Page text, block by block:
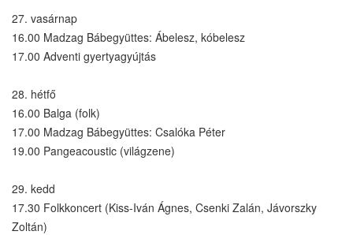
27. vasárnap
16.00 Madzag Bábegyüttes: Ábelesz, kóbelesz
17.00 Adventi gyertyagyújtás
28. hétfő
16.00 Balga (folk)
17.00 Madzag Bábegyüttes: Csalóka Péter
19.00 Pangeacoustic (világzene)
29. kedd
17.30 Folkkoncert (Kiss-Iván Ágnes, Csenki Zalán, Jávorszky
Zoltán)